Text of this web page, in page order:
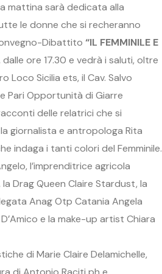
mattina sarà dedicata alla
le donne che si recheranno
Dibattito “IL FEMMINILE E
ore 17.30 e vedrà i saluti, oltre
Loco Sicilia ets, il Cav. Salvo
Pari Opportunità di Giarre
delle relatrici che si
giornalista e antropologa Rita
indaga i tanti colori del Femminile.
l’imprenditrice agricola
Drag Queen Claire Stardust, la
Anag Otp Catania Angela
e la make-up artist Chiara
di Marie Claire Delamichelle,